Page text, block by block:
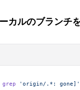
カルのブランチ
grep 'origin/.*: gone]'